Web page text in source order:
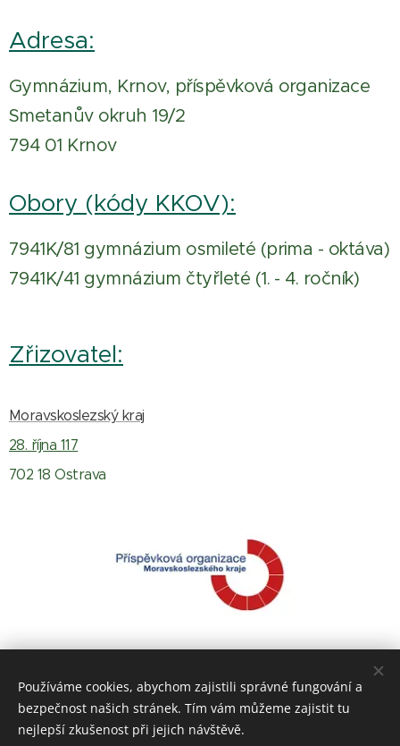
Adresa:
Gymnázium, Krnov, příspěvková organizace
Smetanův okruh 19/2
794 01 Krnov
Obory (kódy KKOV):
7941K/81 gymnázium osmileté (prima - oktáva)
7941K/41 gymnázium čtyřleté (1. - 4. ročník)
Zřizovatel:
Moravskoslezský kraj
28. října 117
702 18 Ostrava
Používáme cookies, abychom zajistili správné fungování a
bezpečnost našich stránek. Tím vám můžeme zajistit tu
nejlepší zkušenost při jejich návštěvě.